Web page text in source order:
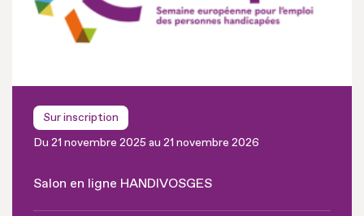
Sur inscription
Du 21 novembre 2025 au 21 novembre 2026
Salon en ligne HANDIVOSGES